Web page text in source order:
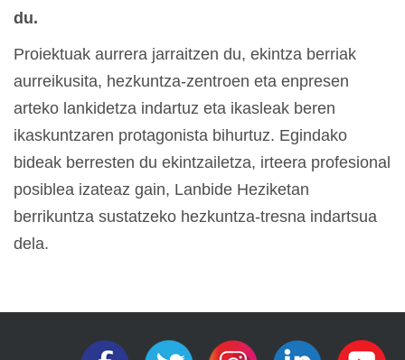
du.
Proiektuak aurrera jarraitzen du, ekintza berriak
aurreikusita, hezkuntza-zentroen eta enpresen
arteko lankidetza indartuz eta ikasleak beren
ikaskuntzaren protagonista bihurtuz. Egindako
bideak berresten du ekintzailetza, irteera profesional
posiblea izateaz gain, Lanbide Heziketan
berrikuntza sustatzeko hezkuntza-tresna indartsua
dela.